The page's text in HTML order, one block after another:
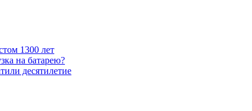
1300 лет
на батарею?
десятилетие